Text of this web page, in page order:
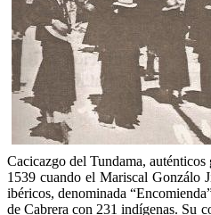
Cacicazgo del Tundama,
1539 cuando el Mariscal Gonzálo
ibéricos, denominada
de Cabrera con 231 indígenas. Su